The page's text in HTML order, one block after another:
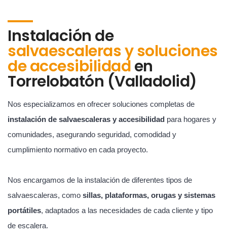
Instalación de
salvaescaleras y soluciones
de accesibilidaden
Torrelobatón (Valladolid)
Nos especializamos en ofrecer soluciones completas de
instalación de salvaescaleras y accesibilidad para hogares y
comunidades, asegurando seguridad, comodidad y
cumplimiento normativo en cada proyecto.
Nos encargamos de la instalación de diferentes tipos de
salvaescaleras, como sillas, plataformas, orugas y sistemas
portátiles, adaptados a las necesidades de cada cliente y tipo
de escalera.